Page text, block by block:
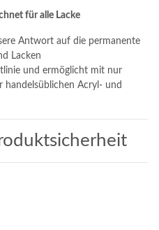
für alle Lacke
Antwort auf die permanente
Lacken
und ermöglicht mit nur
handelsüblichen Acryl- und